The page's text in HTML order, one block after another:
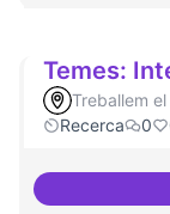
Temes:
Treballem
Recerca
0